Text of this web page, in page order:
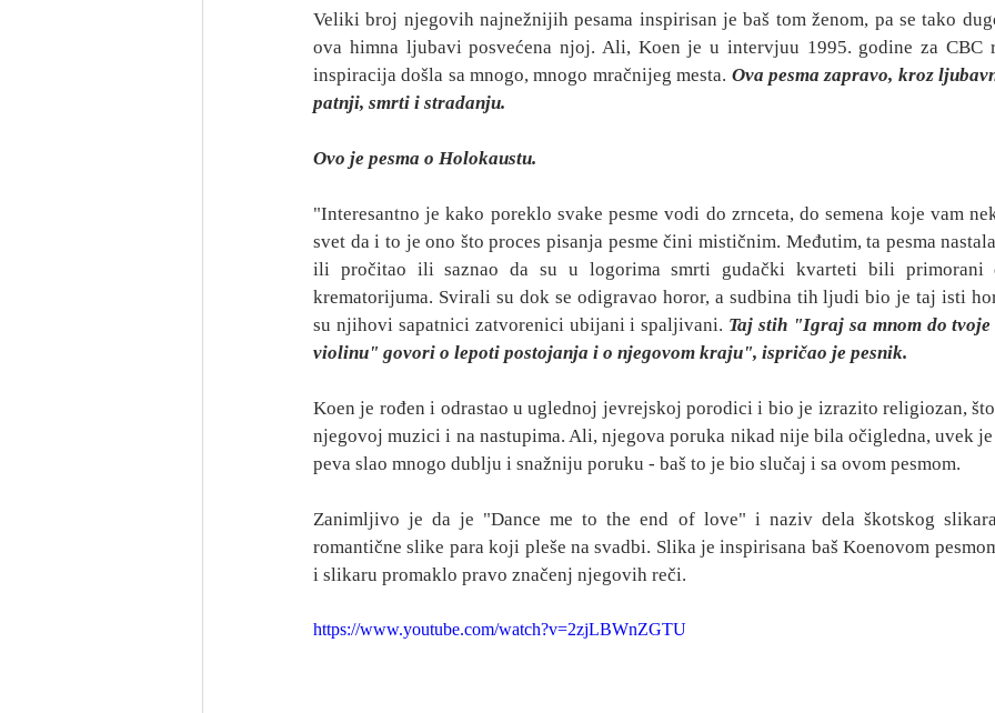
Veliki broj njegovih najnežnijih pesama inspirisan je baš tom ženom, pa se tako
ova himna ljubavi posvećena njoj. Ali, Koen je u intervjuu 1995. godine za CBC
inspiracija došla sa mnogo, mnogo mračnijeg mesta. Ova pesma zapravo, kroz
patnji, smrti i stradanju.
Ovo je pesma o Holokaustu.
"Interesantno je kako poreklo svake pesme vodi do zrnceta, do semena koje vam
svet da i to je ono što proces pisanja pesme čini mističnim. Međutim, ta pesma
ili pročitao ili saznao da su u logorima smrti gudački kvarteti bili primorani
krematorijuma. Svirali su dok se odigravao horor, a sudbina tih ljudi bio je taj isti
su njihovi sapatnici zatvorenici ubijani i spaljivani. Taj stih "Igraj sa mnom do tvoje
violinu" govori o lepoti postojanja i o njegovom kraju", ispričao je pesnik.
Koen je rođen i odrastao u uglednoj jevrejskoj porodici i bio je izrazito religiozan,
njegovoj muzici i na nastupima. Ali, njegova poruka nikad nije bila očigledna, uvek
peva slao mnogo dublju i snažniju poruku - baš to je bio slučaj i sa ovom pesmom.
Zanimljivo je da je "Dance me to the end of love" i naziv dela škotskog
romantične slike para koji pleše na svadbi. Slika je inspirisana baš Koenovom
i slikaru promaklo pravo značenj njegovih reči.
https://www.youtube.com/watch?v=2zjLBWnZGTU